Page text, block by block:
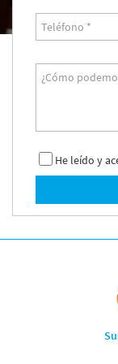
Servicios y tarifas
Blog
Información
Privacidad y cookies
Mapa de la web
Desarrollado por
Teléfono *
¿Cómo
He leído y